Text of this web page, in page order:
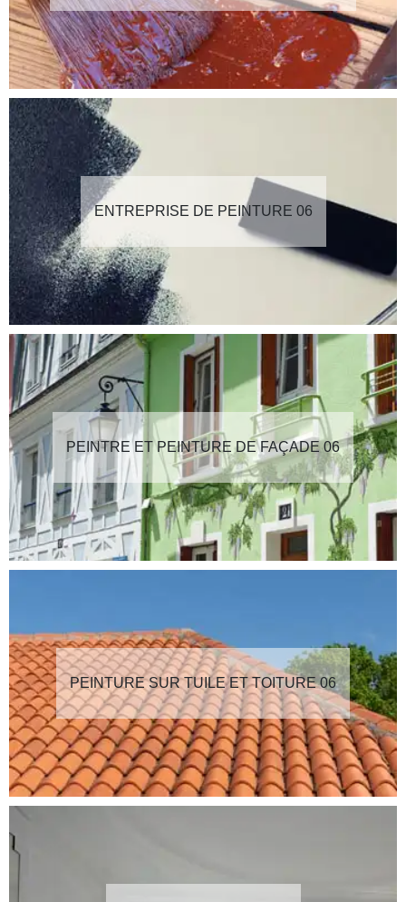
ENTREPRISE DE PEINTURE 06
PEINTRE ET PEINTURE DE FAÇADE 06
PEINTURE SUR TUILE ET TOITURE 06